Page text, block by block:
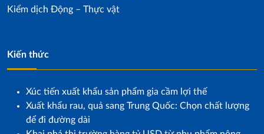
Kiểm dịch Động – Thực vật
Kiến thức
Xúc tiến xuất khẩu sản phẩm gia cầm lợi thế
Xuất khẩu rau, quả sang Trung Quốc: Chọn chất lượng
để đi đường dài